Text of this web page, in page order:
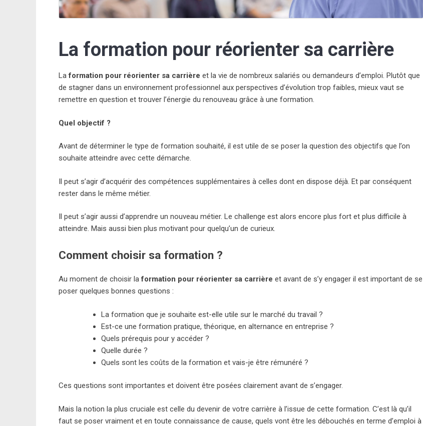
La formation pour réorienter sa carrière
Laformation pour réorienter sa carrière et la vie de nombreux salariés ou demandeurs d’emploi. Plutôt que
de stagner dans un environnement professionnel aux perspectives d’évolution trop faibles, mieux vaut se
remettre en question et trouver l’énergie du renouveau grâce à une formation.
Quel objectif ?
Avant de déterminer le type de formation souhaité, il est utile de se poser la question des objectifs que l’on
souhaite atteindre avec cette démarche.
Il peut s’agir d’acquérir des compétences supplémentaires à celles dont en dispose déjà. Et par conséquent
rester dans le même métier.
Il peut s’agir aussi d’apprendre un nouveau métier. Le challenge est alors encore plus fort et plus difficile à
atteindre. Mais aussi bien plus motivant pour quelqu’un de curieux.
Comment choisir sa formation ?
Au moment de choisir laformation pour réorienter sa carrière et avant de s’y engager il est important de se
poser quelques bonnes questions :
La formation que je souhaite est-elle utile sur le marché du travail ?
Est-ce une formation pratique, théorique, en alternance en entreprise ?
Quels prérequis pour y accéder ?
Quelle durée ?
Quels sont les coûts de la formation et vais-je être rémunéré ?
Ces questions sont importantes et doivent être posées clairement avant de s’engager.
Mais la notion la plus cruciale est celle du devenir de votre carrière à l’issue de cette formation. C’est là qu’il
faut se poser vraiment et en toute connaissance de cause, quels vont être les débouchés en terme d’emploi à